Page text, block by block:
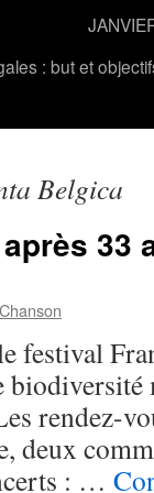
: but et
Belgica
33
festival
rendez-
deux
: …